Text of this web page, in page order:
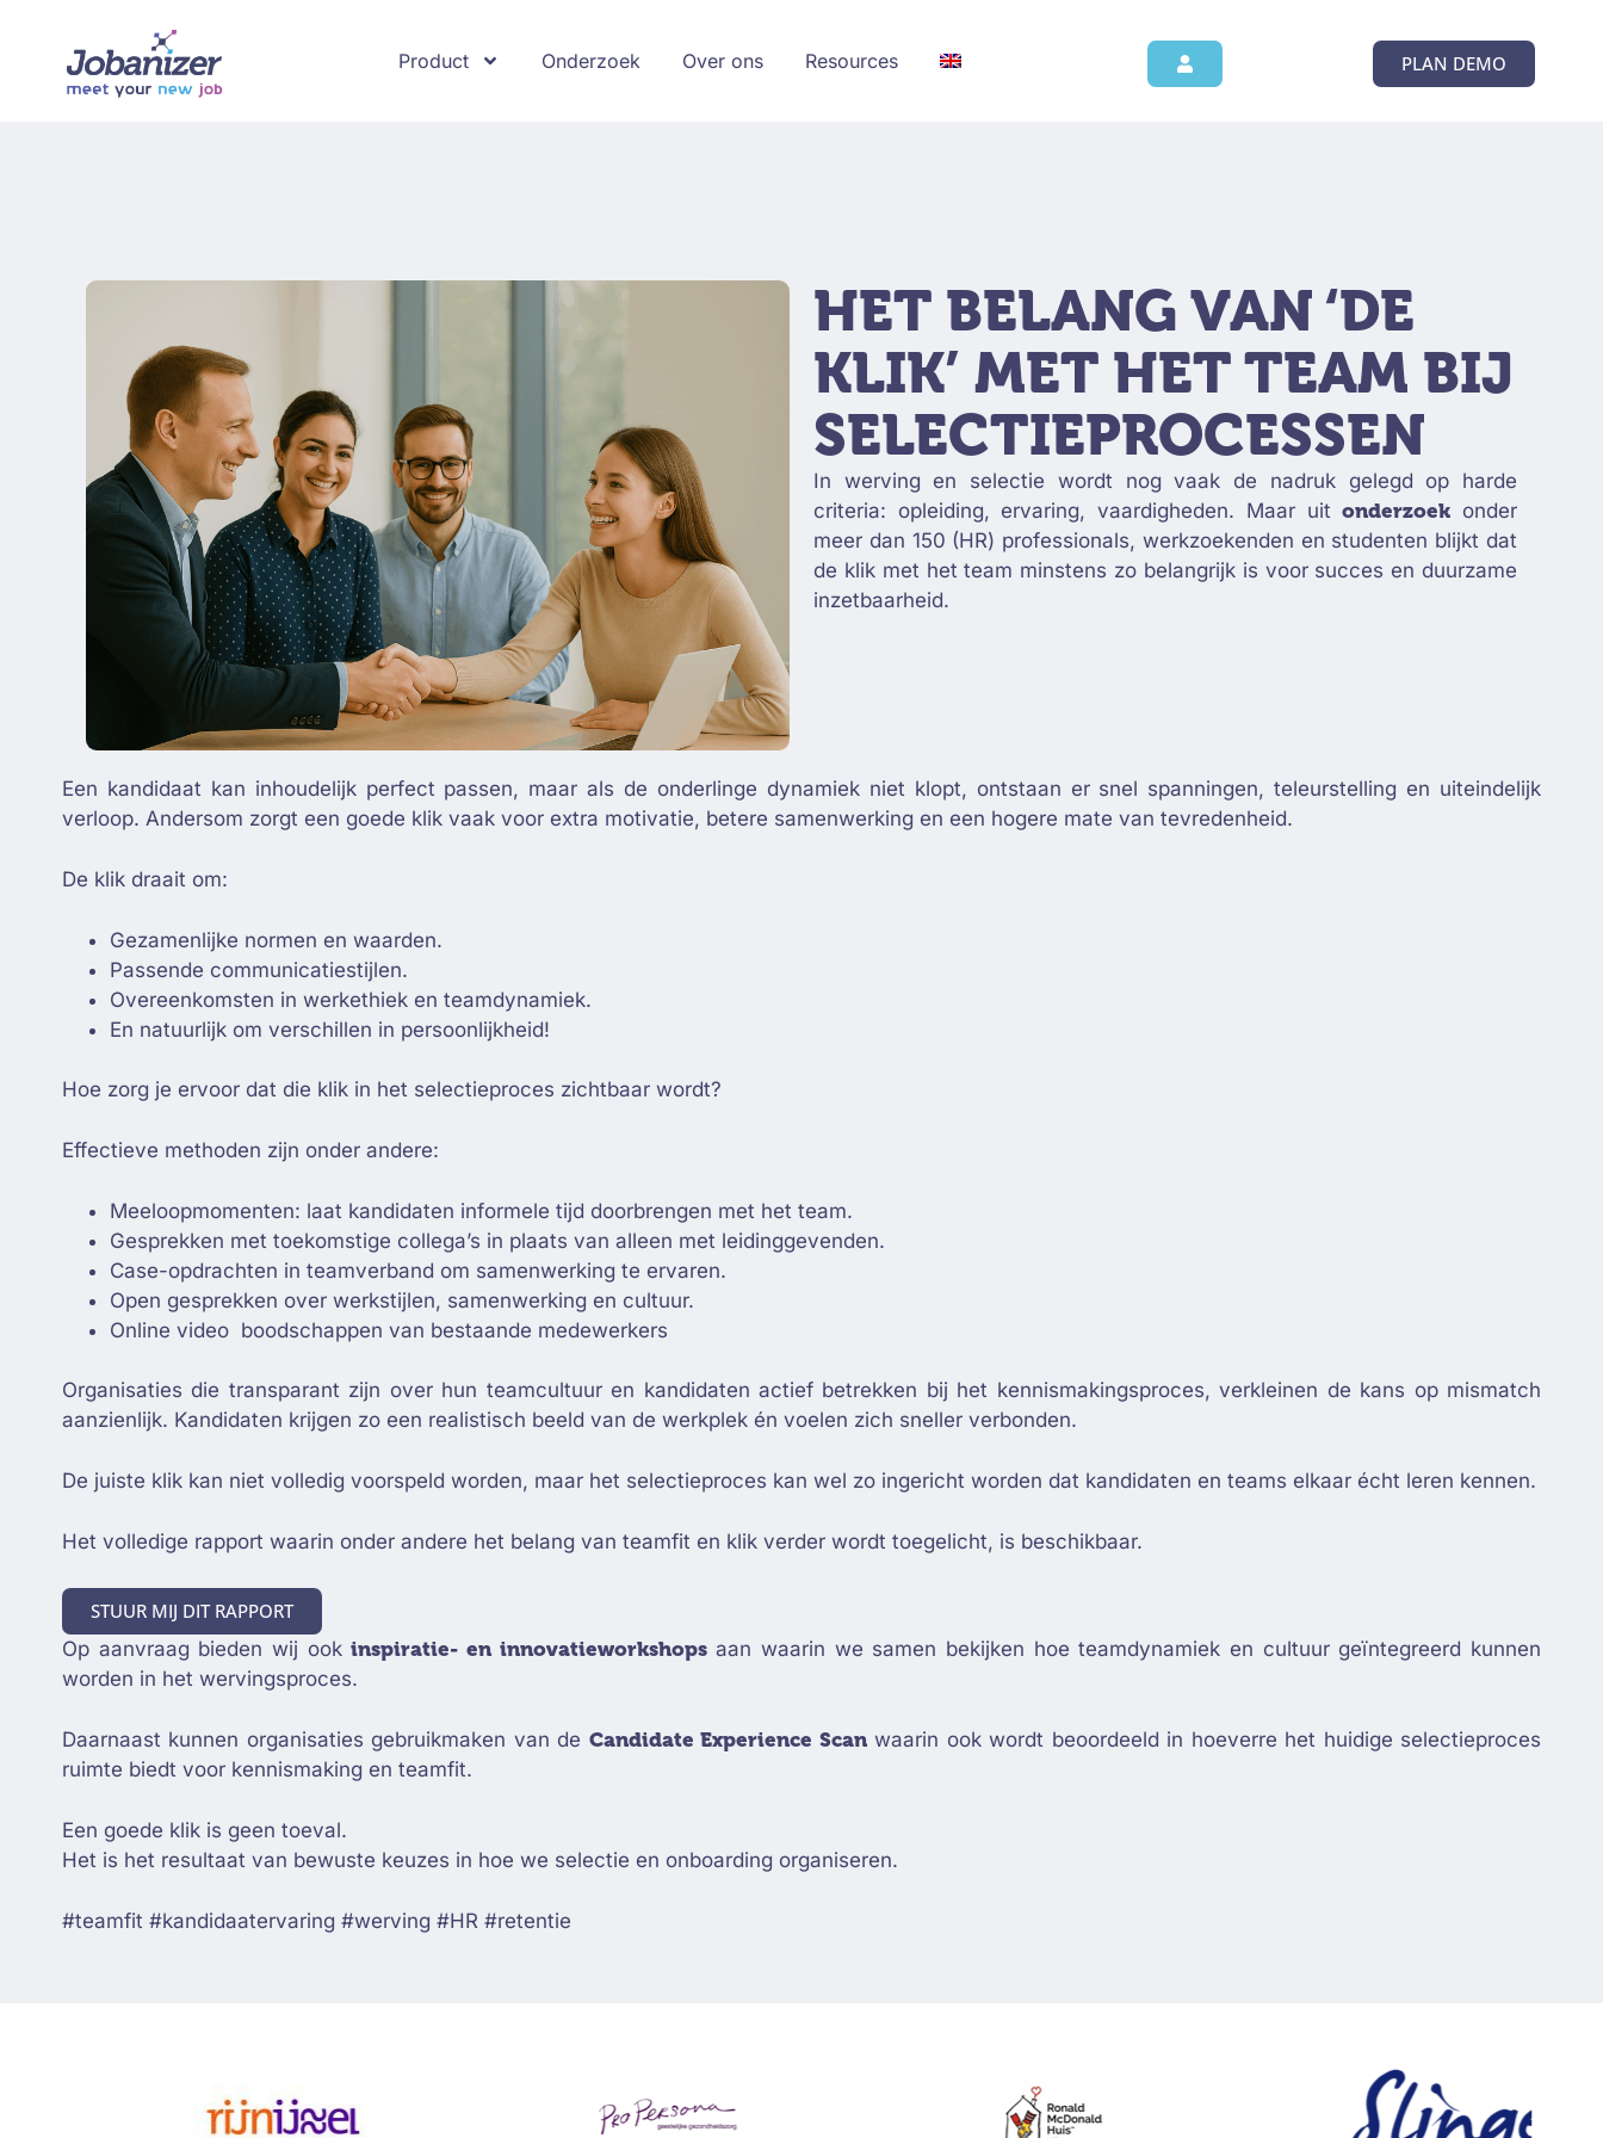
Product Onderzoek Over ons Resources PLAN DEMO
HET BELANG VAN ‘DE
KLIK’ MET HET TEAM BIJ
SELECTIEPROCESSEN
In werving en selectie wordt nog vaak de nadruk gelegd op harde
criteria: opleiding, ervaring, vaardigheden. Maar uitonderzoek onder
meer dan 150 (HR) professionals, werkzoekenden en studenten blijkt dat
de klik met het team minstens zo belangrijk is voor succes en duurzame
inzetbaarheid.
Een kandidaat kan inhoudelijk perfect passen, maar als de onderlinge dynamiek niet klopt, ontstaan er snel spanningen, teleurstelling en uiteindelijk
verloop. Andersom zorgt een goede klik vaak voor extra motivatie, betere samenwerking en een hogere mate van tevredenheid.
De klik draait om:
Gezamenlijke normen en waarden.
Passende communicatiestijlen.
Overeenkomsten in werkethiek en teamdynamiek.
En natuurlijk om verschillen in persoonlijkheid!
Hoe zorg je ervoor dat die klik in het selectieproces zichtbaar wordt?
Effectieve methoden zijn onder andere:
Meeloopmomenten: laat kandidaten informele tijd doorbrengen met het team.
Gesprekken met toekomstige collega’s in plaats van alleen met leidinggevenden.
Case-opdrachten in teamverband om samenwerking te ervaren.
Open gesprekken over werkstijlen, samenwerking en cultuur.
Online video boodschappen van bestaande medewerkers
Organisaties die transparant zijn over hun teamcultuur en kandidaten actief betrekken bij het kennismakingsproces, verkleinen de kans op mismatch
aanzienlijk. Kandidaten krijgen zo een realistisch beeld van de werkplek én voelen zich sneller verbonden.
De juiste klik kan niet volledig voorspeld worden, maar het selectieproces kan wel zo ingericht worden dat kandidaten en teams elkaar écht leren kennen.
Het volledige rapport waarin onder andere het belang van teamfit en klik verder wordt toegelicht, is beschikbaar.
STUUR MIJ DIT RAPPORT
Op aanvraag bieden wij ookinspiratie- en innovatieworkshopsaan waarin we samen bekijken hoe teamdynamiek en cultuur geïntegreerd kunnen
worden in het wervingsproces.
Daarnaast kunnen organisaties gebruikmaken van de Candidate Experience Scanwaarin ook wordt beoordeeld in hoeverre het huidige selectieproces
ruimte biedt voor kennismaking en teamfit.
Een goede klik is geen toeval.
Het is het resultaat van bewuste keuzes in hoe we selectie en onboarding organiseren.
#teamfit #kandidaatervaring #werving #HR #retentie